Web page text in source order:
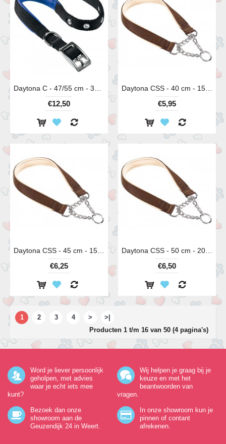
€12,50 €5,95
€6,25 €6,50
1 2 3 4 >
>|
Producten 1 t/m 16 van 50 (4 pagina's)
Word je liever persoonlijk
geholpen, met advies
waar je echt iets mee
kunt?
Wij helpen je graag bij je
keuze en met het
beantwoorden van
vragen.
Bezoek dan onze
showroom aan de
Geuzendijk 24 in Weert.
In onze showroom kun je
pinnen of contant
afrekenen.